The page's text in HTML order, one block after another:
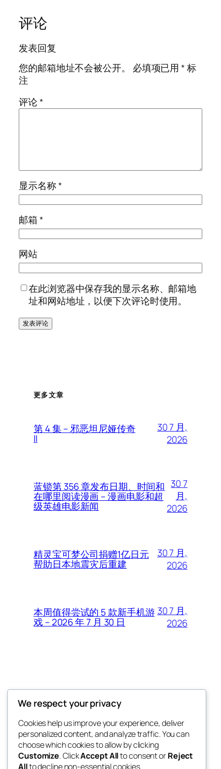
评论
发表回复
您的邮箱地址不会被公开。
必填项已用*标
注
评论*
显示名称*
邮箱*
网站
在此浏览器中保存我的显示名称、邮箱地
址和网站地址，以便下次评论时使用。
更多文章
第 4 集 – 邪恶坦尼娅传奇
II
30 7 月,
2026
蓝锁第 356 章发布日期、时间和
在哪里阅读漫画 – 漫画电影和超
级英雄电影新闻
30 7
月,
2026
精灵宝可梦公司捐赠1亿日元
帮助日本地震灾后重建
30 7 月,
2026
本周值得尝试的 5 款新手机游
戏 – 2026 年 7 月 30 日
30 7 月,
2026
Thunder Feeds
你最喜欢的电子游戏和攻略杂志
博客
事件
We respect your privacy
Cookies help us improve your experience, deliver
personalized content, and analyze traffic. You can
choose which cookies to allow by clicking
Customize. ClickAccept Allto consent orReject
Allto decline non-essential cookies.